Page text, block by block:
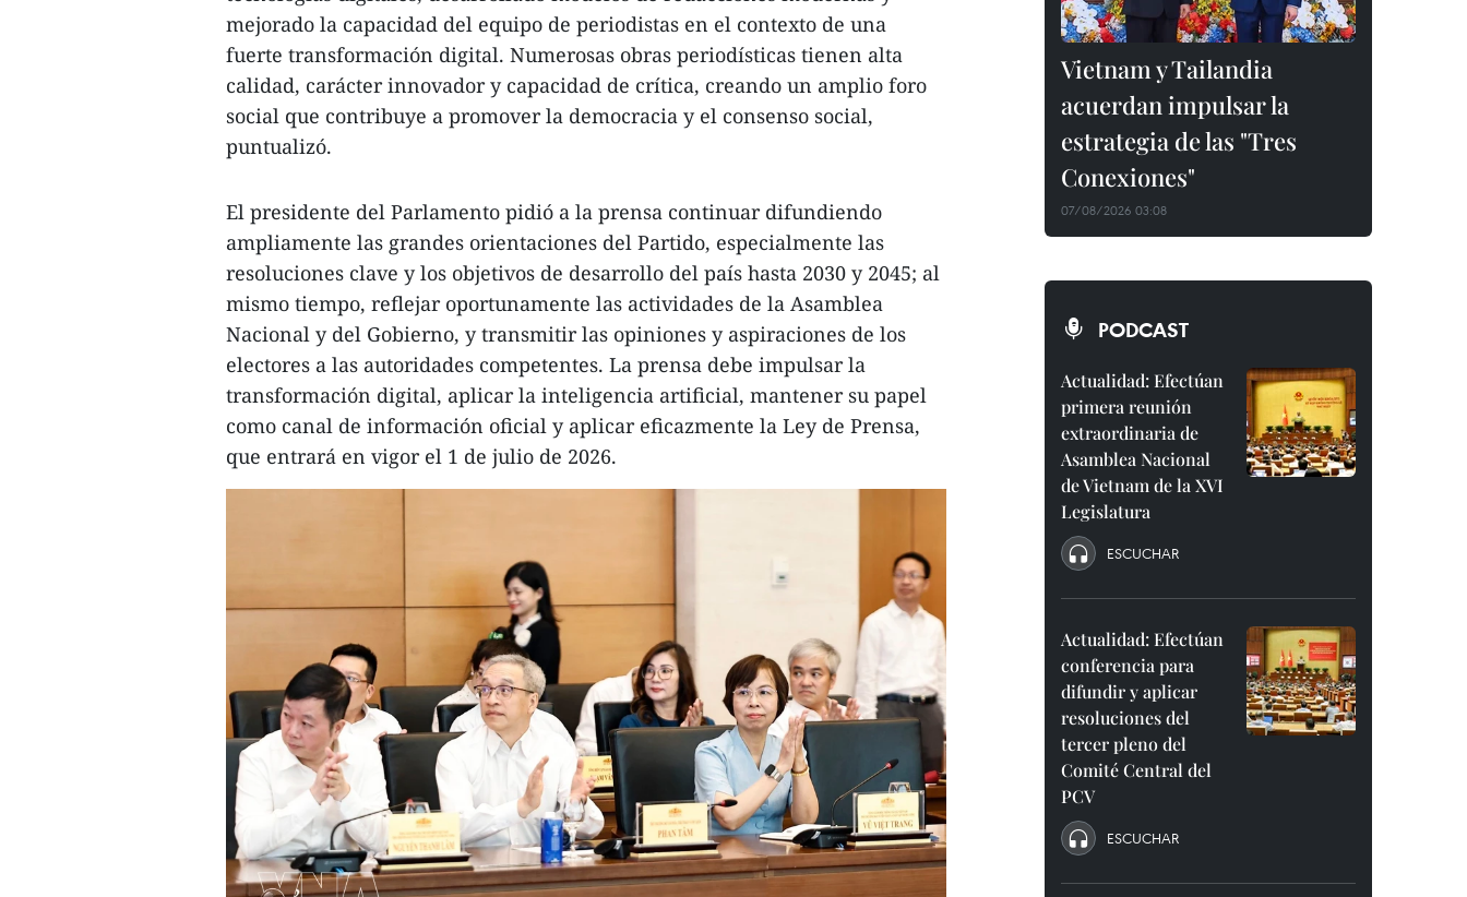
mejorado la capacidad del equipo de periodistas en el contexto de una
fuerte transformación digital. Numerosas obras periodísticas tienen alta
calidad, carácter innovador y capacidad de crítica, creando un amplio foro
social que contribuye a promover la democracia y el consenso social,
puntualizó.
El presidente del Parlamento pidió a la prensa continuar difundiendo
ampliamente las grandes orientaciones del Partido, especialmente las
resoluciones clave y los objetivos de desarrollo del país hasta 2030 y 2045; al
mismo tiempo, reflejar oportunamente las actividades de la Asamblea
Nacional y del Gobierno, y transmitir las opiniones y aspiraciones de los
electores a las autoridades competentes. La prensa debe impulsar la
transformación digital, aplicar la inteligencia artificial, mantener su papel
como canal de información oficial y aplicar eficazmente la Ley de Prensa,
que entrará en vigor el 1 de julio de 2026.
Vietnam y Tailandia
acuerdan impulsar la
estrategia de las "Tres
Conexiones"
07/08/2026 03:08
PODCAST
Actualidad: Efectúan
primera reunión
extraordinaria de
Asamblea Nacional
de Vietnam de la XVI
Legislatura
ESCUCHAR
Actualidad: Efectúan
conferencia para
difundir y aplicar
resoluciones del
tercer pleno del
Comité Central del
PCV
ESCUCHAR